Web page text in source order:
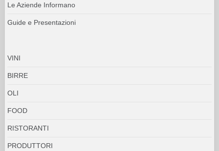
Le Aziende Informano
Guide e Presentazioni
VINI
BIRRE
OLI
FOOD
RISTORANTI
PRODUTTORI